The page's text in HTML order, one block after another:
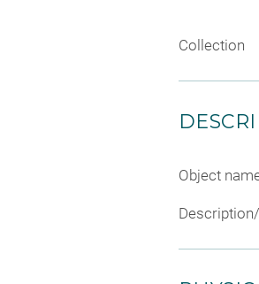
Collection
Object